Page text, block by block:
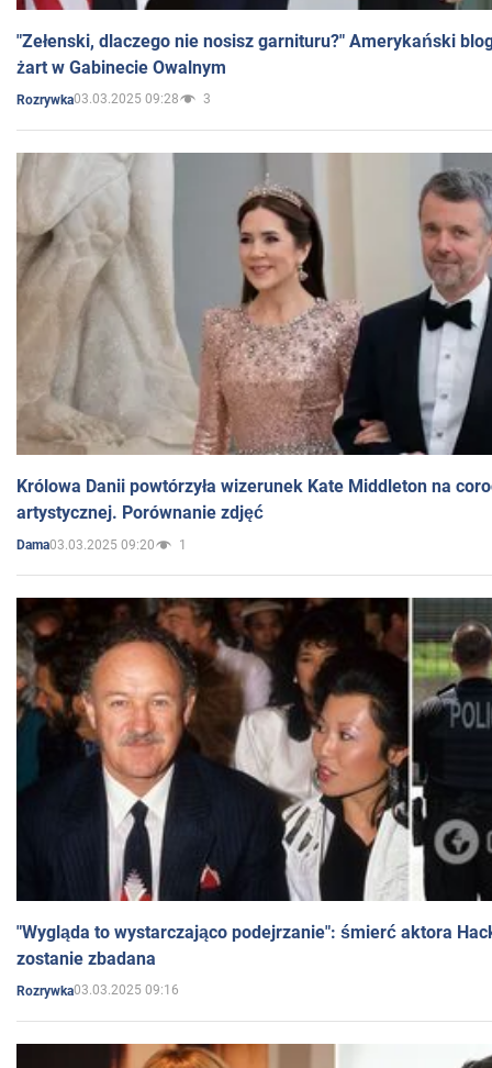
"Zełenski, dlaczego nie nosisz garnituru?" Amerykański
żart w Gabinecie Owalnym
Rozrywka03.03.2025 09:28 3
Królowa Danii powtórzyła wizerunek Kate Middleton na
artystycznej. Porównanie zdjęć
Dama03.03.2025 09:20 1
"Wygląda to wystarczająco podejrzanie": śmierć aktora
zostanie zbadana
Rozrywka03.03.2025 09:16